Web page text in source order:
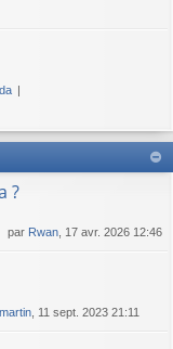
?
par Rwan , 17 avr. 2026 12:46
, 11 sept. 2023 21:11